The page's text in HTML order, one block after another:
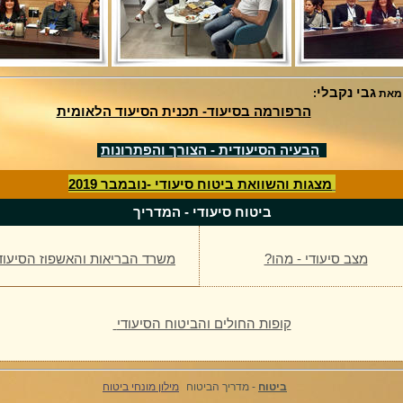
מאת גבי נקבלי:
הרפורמה בסיעוד- תכנית הסיעוד הלאומית
הבעיה הסיעודית - הצורך והפתרונות
מצגות והשוואת ביטוח סיעודי -נובמבר 2019
ביטוח סיעודי - המדריך
מצב סיעודי - מהו? משרד הבריאות והאשפוז
קופות החולים והביטוח הסיעודי
ביטוח - מדריך הביטוח מילון מונחי ביטוח